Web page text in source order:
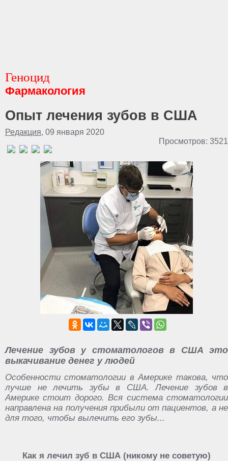
Геноцид
Фармакология
Опыт лечения зубов в США
Редакция, 09 января 2020
Просмотров: 3521
Лечение зубов у стоматологов в США это
выкачивание денег у людей
Особенности стоматологии в Америке такова, что
лучше не лечить зубы в США. Лечение зубов в
Америке стоит дорого. Вся система стоматологии
направлена на получения прибыли от пациентов, а не
для того, чтобы вылечить его зубы...
Как я лечил зуб в США (никому не советую)